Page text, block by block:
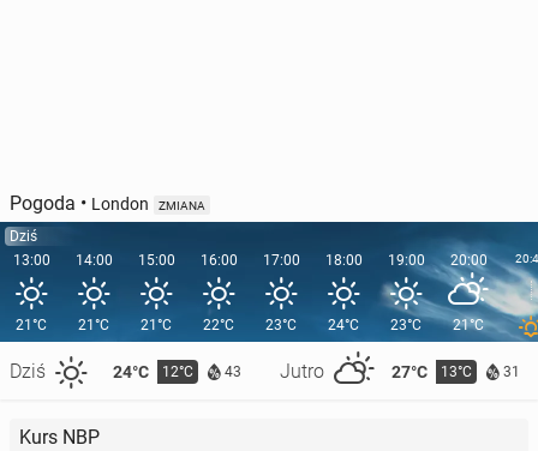
Pogoda • London ZMIANA
Dziś
13:00
21°C
Dziś 24°C 12°C 43 Jutro 27°C 13°C 31
14:00
21°C
15:00
21°C
16:00
22°C
17:00
23°C
18:00
24°C
19:00
23°C
20:00
21°C
Kurs NBP